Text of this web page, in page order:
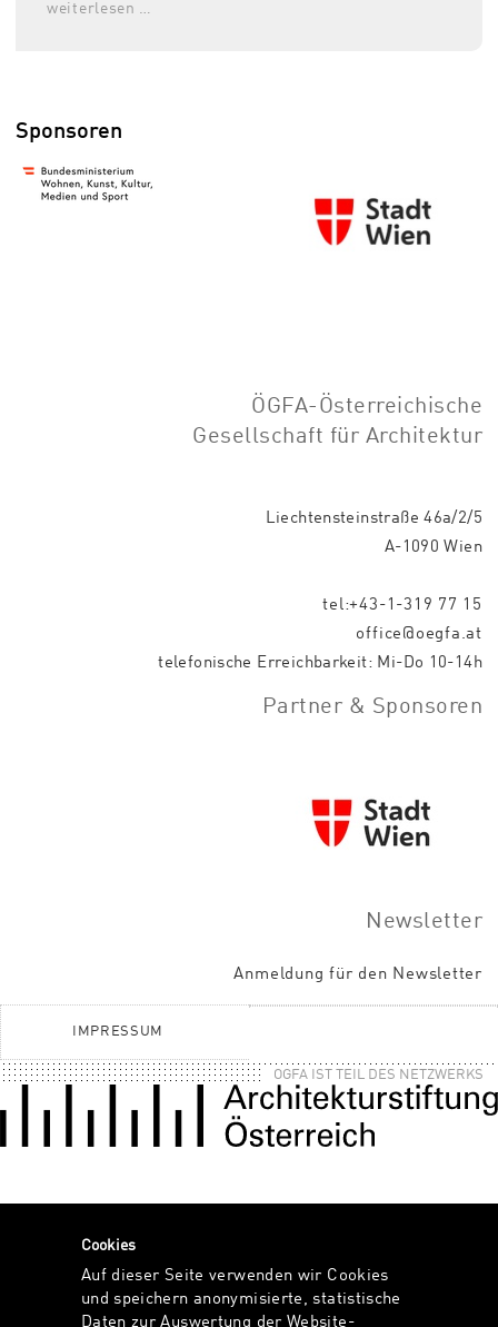
weiterlesen …
Sponsoren
ÖGFA-Österreichische
Gesellschaft für Architektur
Liechtensteinstraße 46a/2/5
A-1090 Wien
tel:+43-1-319 77 15
office@oegfa.at
telefonische Erreichbarkeit: Mi-Do 10-14h
Partner & Sponsoren
Newsletter
Anmeldung für den Newsletter
IMPRESSUM
OGFA IST TEIL DES NETZWERKS
Cookies
Auf dieser Seite verwenden wir Cookies
und speichern anonymisierte, statistische
Daten zur Auswertung der Website-